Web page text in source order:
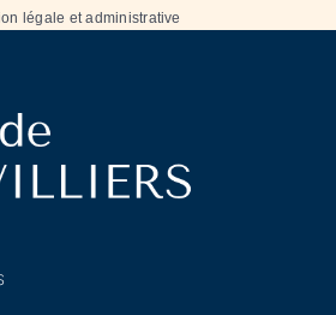
légale et administrative